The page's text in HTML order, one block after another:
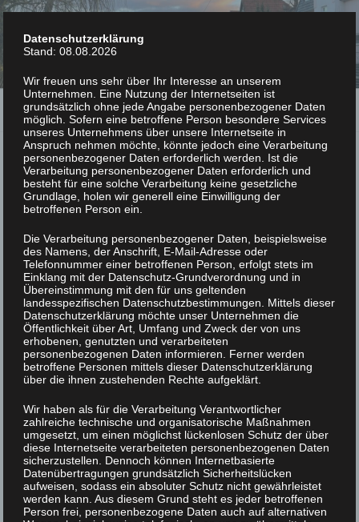
Zum
springenNOECKEL
Menü
WÄRMETHERAPIE/FANGO
In der physiotherapeutische Thermotherapie
unterscheidet man in Wärme- und Kältetherapie. Eine
Kältetherapie (Kryotherapie) wird bei Schwellungen
und zur Reduktion von Durchblutungen angewandt. Im
Datenschutzerklärung
Stand: 08.08.2026
Wir freuen uns sehr über Ihr Interesse an unserem
Unternehmen. Eine Nutzung der Internetseiten ist
grundsätzlich ohne jede Angabe personenbezogener Daten
möglich. Sofern eine betroffene Person besondere Services
unseres Unternehmens über unsere Internetseite in
Anspruch nehmen möchte, könnte jedoch eine Verarbeitung
personenbezogener Daten erforderlich werden. Ist die
Verarbeitung personenbezogener Daten erforderlich und
besteht für eine solche Verarbeitung keine gesetzliche
Grundlage, holen wir generell eine Einwilligung der
betroffenen Person ein.
Die Verarbeitung personenbezogener Daten, beispielsweise
des Namens, der Anschrift, E-Mail-Adresse oder
Telefonnummer einer betroffenen Person, erfolgt stets im
Einklang mit der Datenschutz-Grundverordnung und in
Übereinstimmung mit den für uns geltenden
landesspezifischen Datenschutzbestimmungen. Mittels dieser
Datenschutzerklärung möchte unser Unternehmen die
Öffentlichkeit über Art, Umfang und Zweck der von uns
erhobenen, genutzten und verarbeiteten
personenbezogenen Daten informieren. Ferner werden
betroffene Personen mittels dieser Datenschutzerklärung
über die ihnen zustehenden Rechte aufgeklärt.
Wir haben als für die Verarbeitung Verantwortlicher
zahlreiche technische und organisatorische Maßnahmen
umgesetzt, um einen möglichst lückenlosen Schutz der über
diese Internetseite verarbeiteten personenbezogenen Daten
sicherzustellen. Dennoch können Internetbasierte
Datenübertragungen grundsätzlich Sicherheitslücken
aufweisen, sodass ein absoluter Schutz nicht gewährleistet
werden kann. Aus diesem Grund steht es jeder betroffenen
Person frei, personenbezogene Daten auch auf alternativen